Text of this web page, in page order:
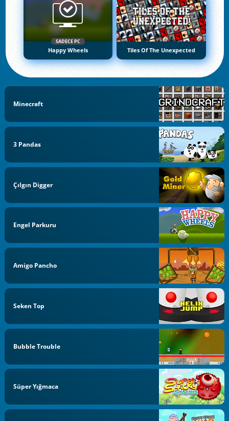
SADECE PC
Happy Wheels Tiles Of The Unexpected
Minecraft
3 Pandas
Çılgın Digger
Engel Parkuru
Amigo Pancho
Seken Top
Bubble Trouble
Süper Yığmaca